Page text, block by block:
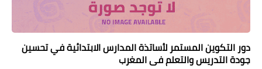
دور التكوين المستمر لأساتذة المدارس الابتدائية في تحسين
جودة التدريس والتعلم في المغرب